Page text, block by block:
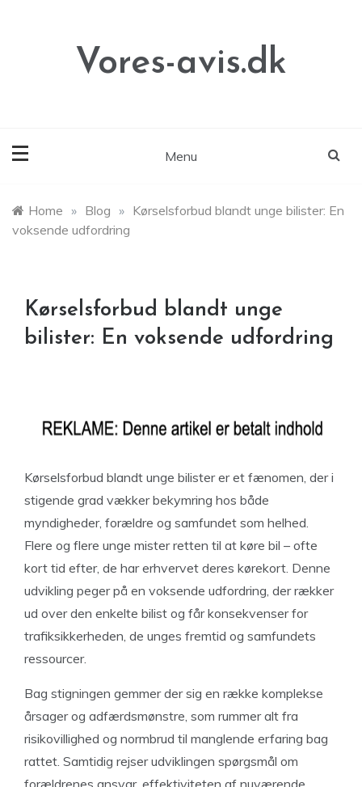
Vores-avis.dk
Menu
Home » Blog » Kørselsforbud blandt unge bilister: En
voksende udfordring
Kørselsforbud blandt unge
bilister: En voksende udfordring
Kørselsforbud blandt unge bilister er et fænomen, der i
stigende grad vækker bekymring hos både
myndigheder, forældre og samfundet som helhed.
Flere og flere unge mister retten til at køre bil – ofte
kort tid efter, de har erhvervet deres kørekort. Denne
udvikling peger på en voksende udfordring, der rækker
ud over den enkelte bilist og får konsekvenser for
trafiksikkerheden, de unges fremtid og samfundets
ressourcer.
Bag stigningen gemmer der sig en række komplekse
årsager og adfærdsmønstre, som rummer alt fra
risikovillighed og normbrud til manglende erfaring bag
rattet. Samtidig rejser udviklingen spørgsmål om
forældrenes ansvar, effektiviteten af nuværende